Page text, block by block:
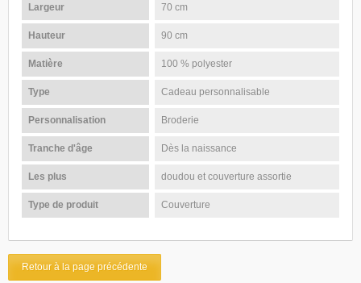
Largeur 70 cm
Hauteur 90 cm
Matière 100 % polyester
Type Cadeau personnalisable
Personnalisation Broderie
Tranche d'âge Dès la naissance
Les plus doudou et couverture assortie
Type de produit Couverture
Retour à la page précédente